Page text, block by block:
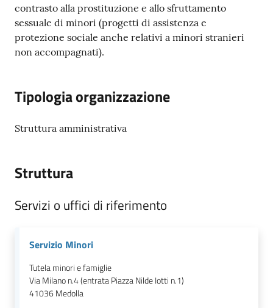
contrasto alla prostituzione e allo sfruttamento
sessuale di minori (progetti di assistenza e
protezione sociale anche relativi a minori stranieri
non accompagnati).
Tipologia organizzazione
Struttura amministrativa
Struttura
Servizi o uffici di riferimento
Servizio Minori
Tutela minori e famiglie
Via Milano n.4 (entrata Piazza Nilde Iotti n.1)
41036Medolla